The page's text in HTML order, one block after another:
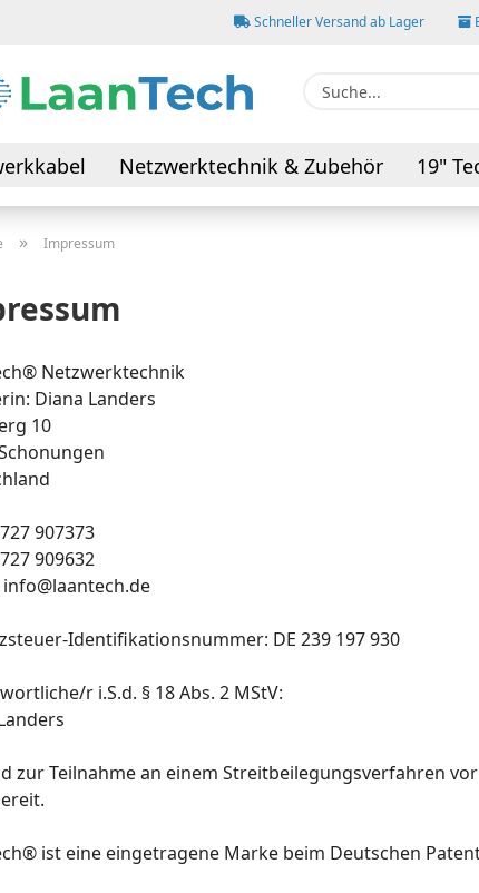
Schneller Versand ab Lager
Netzwerktechnik & Zubehör 19"
& Verbindungskabel
AV-Kabel & Adapter
» Impressum
Netzwerktechnik
Diana Landers
10
907373
909632
info@laantech.de
Identifikationsnummer: DE 239 197 930
r i.S.d. § 18 Abs. 2 MStV:
zur Teilnahme an einem Streitbeilegungsverfahren
ist eine eingetragene Marke beim Deutschen